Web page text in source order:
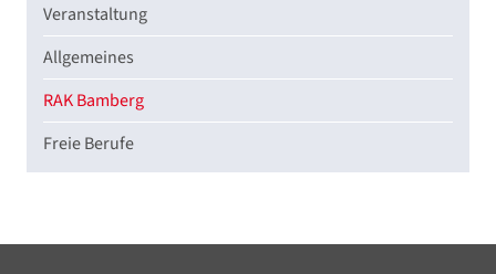
Veranstaltung
Allgemeines
RAK Bamberg
Freie Berufe